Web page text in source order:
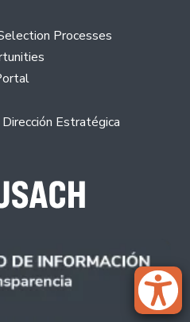
Processes
Estratégica